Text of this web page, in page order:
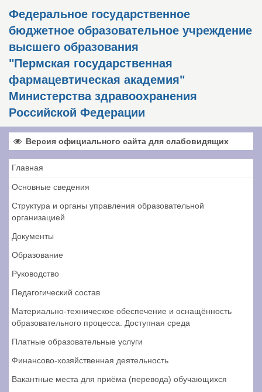
Федеральное государственное
бюджетное образовательное учреждение
высшего образования
"Пермская государственная
фармацевтическая академия"
Министерства здравоохранения
Российской Федерации
Версия официального сайта для слабовидящих
Главная
Основные сведения
Структура и органы управления образовательной
организацией
Документы
Образование
Руководство
Педагогический состав
Материально-техническое обеспечение и оснащённость
образовательного процесса. Доступная среда
Платные образовательные услуги
Финансово-хозяйственная деятельность
Вакантные места для приёма (перевода) обучающихся